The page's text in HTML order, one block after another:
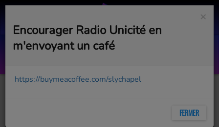
Hero
×
Encourager Radio Unicité en
m'envoyant un café
https://buymeacoffee.com/slychapel
FERMER